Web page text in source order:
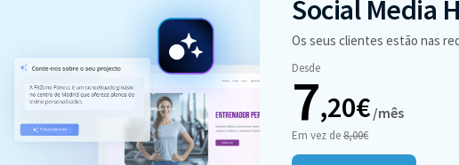
Social Media
Os seus clientes estão nas
Desde
7,20€ /mês
Em vez de8,00€